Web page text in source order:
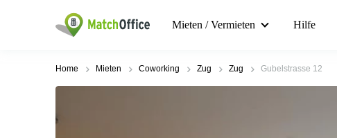
Mieten / Vermieten Hilfe
Home Mieten Coworking Zug Zug Gubelstrasse 12